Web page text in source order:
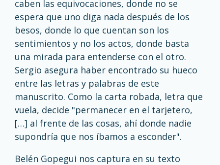
caben las equivocaciones, donde no se
espera que uno diga nada después de los
besos, donde lo que cuentan son los
sentimientos y no los actos, donde basta
una mirada para entenderse con el otro.
Sergio asegura haber encontrado su hueco
entre las letras y palabras de este
manuscrito. Como la carta robada, letra que
vuela, decide "permanecer en el tarjetero,
[…] al frente de las cosas, ahí donde nadie
supondría que nos íbamos a esconder".
Belén Gopegui nos captura en su texto